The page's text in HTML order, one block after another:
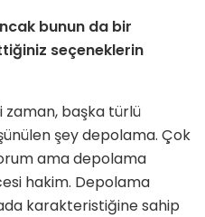
bu­nun da bir
seçeneklerin
zaman, başka türlü
şey depolama. Çok
ama depo­lama
hakim. Depolama
karakteristiğine sahip